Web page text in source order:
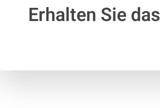
Erhalten Sie das